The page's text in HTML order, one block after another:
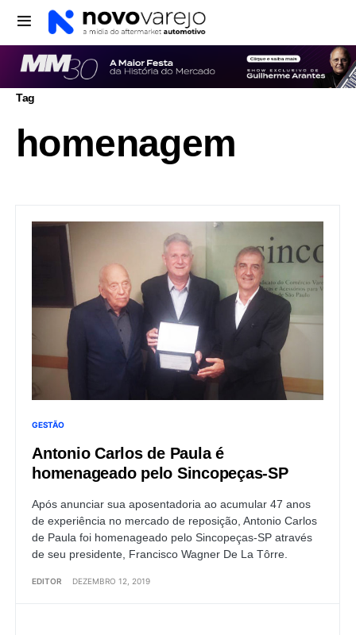
Tag
homenagem
GESTÃO
Antonio Carlos de Paula é
homenageado pelo Sincopeças-SP
Após anunciar sua aposentadoria ao acumular 47 anos
de experiência no mercado de reposição, Antonio Carlos
de Paula foi homenageado pelo Sincopeças-SP através
de seu presidente, Francisco Wagner De La Tôrre.
EDITOR DEZEMBRO 12, 2019